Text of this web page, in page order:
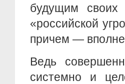
будущим
«российской
причем —
Ведь
системно и